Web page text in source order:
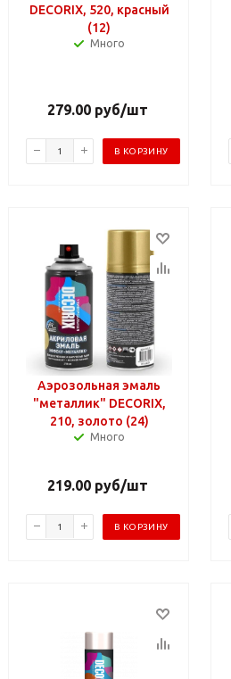
DECORIX, 520, красный
(12)
Много
279.00руб/шт
В КОРЗИНУ
Аэрозольная эмаль
"металлик" DECORIX,
210, золото (24)
Много
219.00руб/шт
В КОРЗИНУ